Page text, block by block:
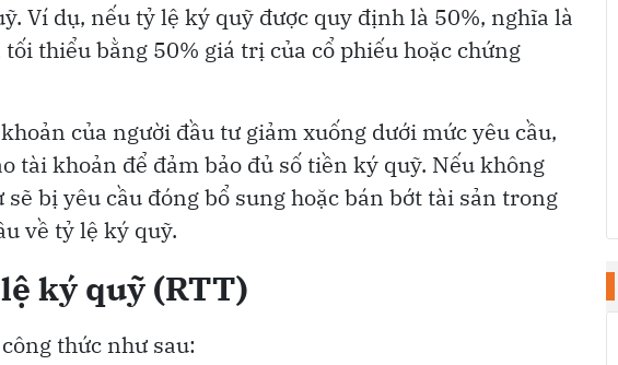
Ví dụ, nếu tỷ lệ ký quỹ được quy định là 50%, nghĩa là
thiểu bằng 50% giá trị của cổ phiếu hoặc chứng
của người đầu tư giảm xuống dưới mức yêu cầu,
tài khoản để đảm bảo đủ số tiền ký quỹ. Nếu không
bị yêu cầu đóng bổ sung hoặc bán bớt tài sản trong
về tỷ lệ ký quỹ.
ký quỹ (RTT)
thức như sau: